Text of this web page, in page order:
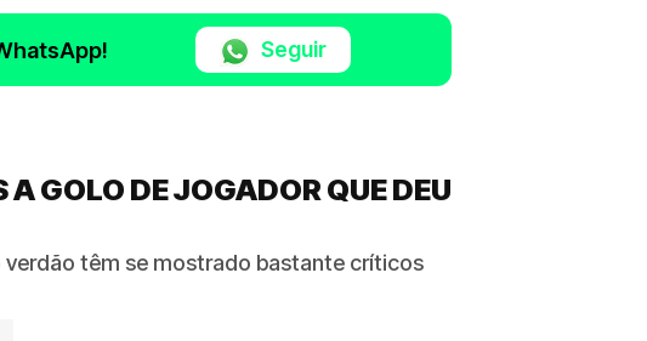
Seguir
GOLO DE JOGADOR QUE DEU
têm se mostrado bastante críticos